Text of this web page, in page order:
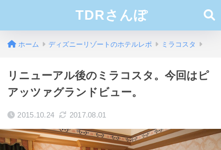
TDRさんぽ
ホーム ディズニーリゾートのホテルレポ ミラコスタ
リニューアル後のミラコスタ。今回はピ
アッツァグランドビュー。
2015.10.24 2017.08.01